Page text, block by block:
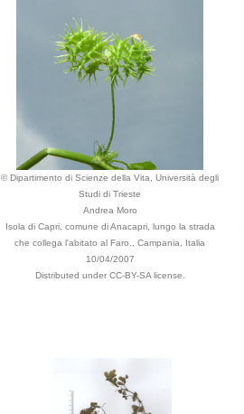
© Dipartimento di Scienze della Vita, Università degli
Studi di Trieste
Andrea Moro
Isola di Capri, comune di Anacapri, lungo la strada
che collega l'abitato al Faro., Campania, Italia
10/04/2007
Distributed under CC-BY-SA license.